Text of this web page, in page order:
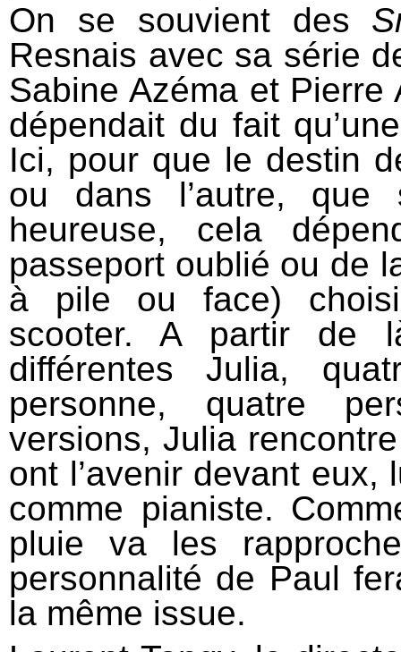
On se souvient des
Resnais avec sa série
Sabine Azéma et Pierre
dépendait du fait
Ici, pour que le destin
ou dans l’autre,
heureuse, cela
passeport oublié ou de
à pile ou face)
scooter. A partir de
différentes Julia,
personne, quatre
versions, Julia
ont l’avenir devant eux,
comme pianiste.
pluie va les
personnalité de Paul
la même issue.